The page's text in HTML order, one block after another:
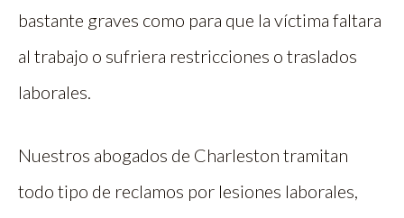
bastante graves como para que la víctima faltara
al trabajo o sufriera restricciones o traslados
laborales.
Nuestros abogados de Charleston tramitan
todo tipo de reclamos por lesiones laborales,